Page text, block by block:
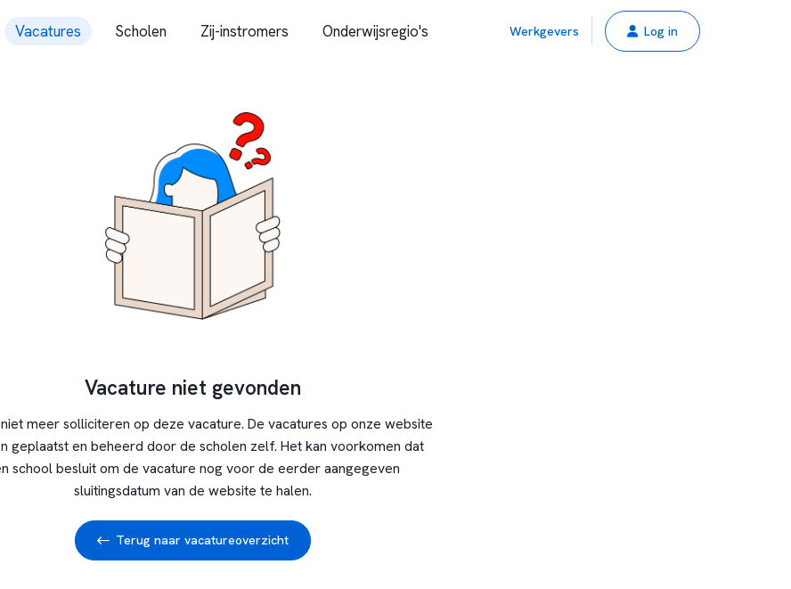
Vacatures Scholen Zij-instromers Onderwijsregio's Werkgevers Log in
Vacature niet gevonden
meer solliciteren op deze vacature. De vacatures op onze website
geplaatst en beheerd door de scholen zelf. Het kan voorkomen dat
school besluit om de vacature nog voor de eerder aangegeven
sluitingsdatum van de website te halen.
Terug naar vacatureoverzicht